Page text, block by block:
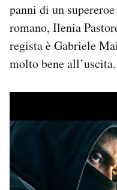
panni di un
romano, Ilenia
regista è Gabriele
molto bene all’uscita.